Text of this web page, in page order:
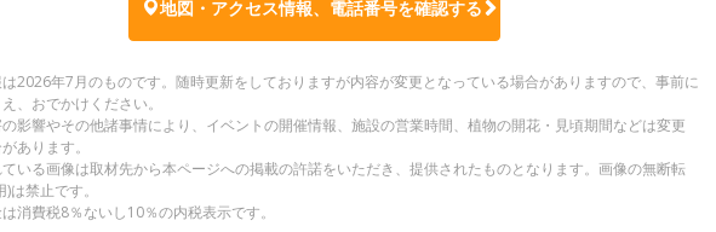
地図・アクセス情報、電話番号を確認する
2026年7月のものです。随時更新をしておりますが内容が変更となっている場合がありますので、事前に
、おでかけください。
影響やその他諸事情により、イベントの開催情報、施設の営業時間、植物の開花・見頃期間などは変更
あります。
いる画像は取材先から本ページへの掲載の許諾をいただき、提供されたものとなります。画像の無断転
は禁止です。
消費税8％ないし10％の内税表示です。